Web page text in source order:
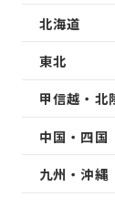
北海道
東北
甲信越・北
中国・四国
九州・沖縄